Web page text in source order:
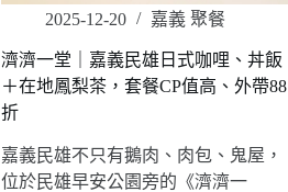
2025-12-20 嘉義 聚餐
濟濟一堂｜嘉義民雄日式咖哩、丼飯
＋在地鳳梨茶，套餐CP值高、外帶88
折
嘉義民雄不只有鵝肉、肉包、鬼屋，
位於民雄早安公園旁的《濟濟一